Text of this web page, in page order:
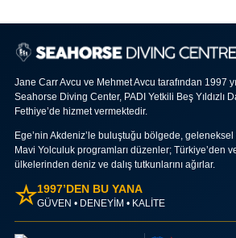
Jane Carr Avcu ve Mehmet Avcu tarafından 1997
Seahorse Diving Center, PADI Yetkili Beş Yıldızlı
Fethiye’de hizmet vermektedir.
Ege’nin Akdeniz’le buluştuğu bölgede, geleneksel
Mavi Yolculuk programları düzenler; Türkiye’den
ülkelerinden deniz ve dalış tutkunlarını ağırlar.
☆1997’DEN BU YANA
GÜVEN • DENEYİM • KALİTE